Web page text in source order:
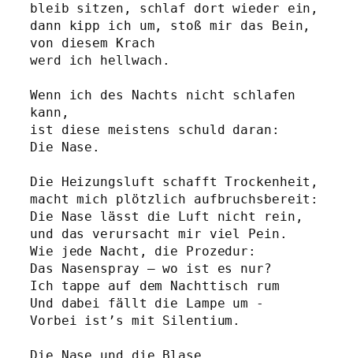
bleib sitzen, schlaf dort wieder ein,
dann kipp ich um, stoß mir das Bein,
von diesem Krach
werd ich hellwach.
Wenn ich des Nachts nicht schlafen
kann,
ist diese meistens schuld daran:
Die Nase.
Die Heizungsluft schafft Trockenheit,
macht mich plötzlich aufbruchsbereit:
Die Nase lässt die Luft nicht rein,
und das verursacht mir viel Pein.
Wie jede Nacht, die Prozedur:
Das Nasenspray – wo ist es nur?
Ich tappe auf dem Nachttisch rum
Und dabei fällt die Lampe um -
Vorbei ist’s mit Silentium.